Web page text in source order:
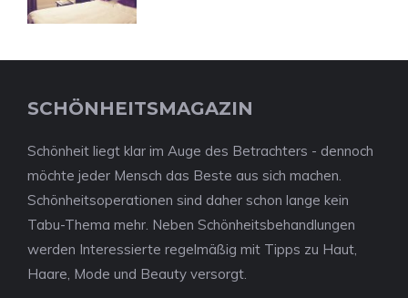
SCHÖNHEITSMAGAZIN
Schönheit liegt klar im Auge des Betrachters - dennoch
möchte jeder Mensch das Beste aus sich machen.
Schönheitsoperationen sind daher schon lange kein
Tabu-Thema mehr. Neben Schönheitsbehandlungen
werden Interessierte regelmäßig mit Tipps zu Haut,
Haare, Mode und Beauty versorgt.